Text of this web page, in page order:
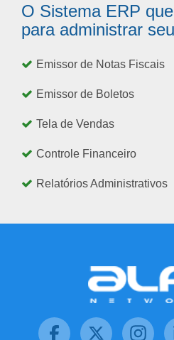
O Sistema ERP
para administrar
Emissor de Notas Fiscais
Emissor de Boletos
Tela de Vendas
Controle Financeiro
Relatórios Administrativos